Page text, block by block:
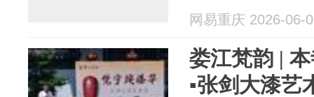
风景”
网易重庆 2026-06-
娄江梵韵 |
▪张剑大漆艺